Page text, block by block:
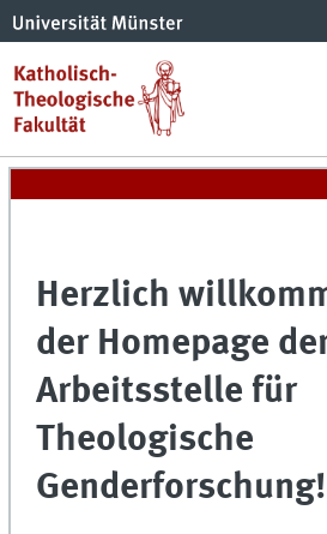
Herzlich
der Homepage
Arbeitsstelle für
Theologische
Genderforschung!